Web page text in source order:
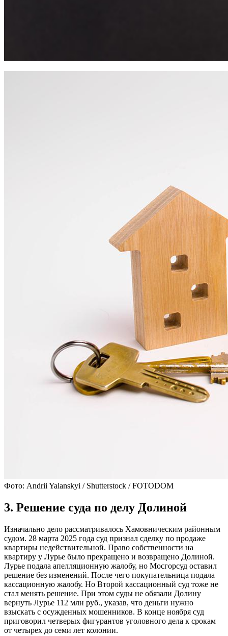
Фото: Andrii Yalanskyi / Shutterstock / FOTODOM
3. Решение суда по делу Долиной
Изначально дело рассматривалось Хамовническим районным
судом. 28 марта 2025 года суд признал сделку по продаже
квартиры недействительной. Право собственности на
квартиру у Лурье было прекращено и возвращено Долиной.
Лурье подала апелляционную жалобу, но Мосгорсуд оставил
решение без изменений. После чего покупательница подала
кассационную жалобу. Но Второй кассационный суд тоже не
стал менять решение. При этом суды не обязали Долину
вернуть Лурье 112 млн руб., указав, что деньги нужно
взыскать с осужденных мошенников. В конце ноября суд
приговорил четверых фигурантов уголовного дела к срокам
от четырех до семи лет колонии.